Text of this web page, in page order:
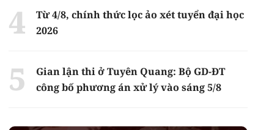
Từ 4/8, chính thức lọc ảo xét tuyển đại học
2026
Gian lận thi ở Tuyên Quang: Bộ GD-ĐT
công bố phương án xử lý vào sáng 5/8